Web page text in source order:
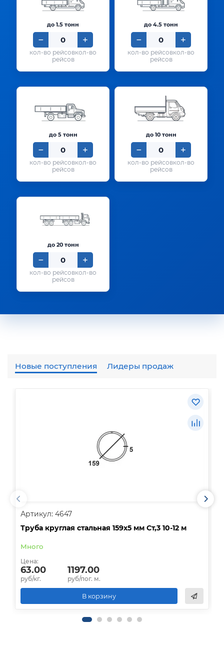
до 1.5 тонн
кол-во
рейсов
до 4.5 тонн
кол-во
рейсов
до 5 тонн
кол-во
рейсов
до 10 тонн
кол-во
рейсов
до 20 тонн
кол-во
рейсов
Новые поступления Лидеры продаж
Артикул: 4647
Труба круглая стальная 159х5 мм Ст,3 10-12 м
Много
Цена:
63.00
руб/кг.
1197.00
руб/пог. м.
В корзину